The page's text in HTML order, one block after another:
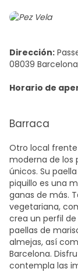
Dirección:
08039
Horario de
Barraca
Otro local
moderna de los
únicos. Su
piquillo es una
ganas de más.
vegetariana,
crea un perfil
paellas de
almejas, así
Barcelona.
contempla las